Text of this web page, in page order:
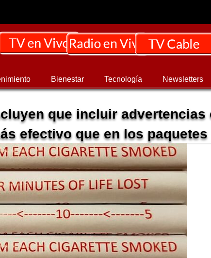
Bienestar Tecnología Newsletters
que incluir advertencias
efectivo que en los paquetes